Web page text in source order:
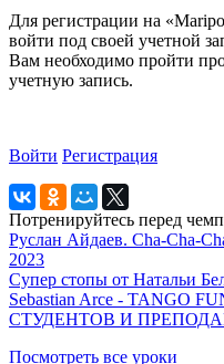
Для регистрации на
войти под своей учетной
Вам необходимо пройти
учетную запись.
Войти Регистрация
Потренируйтесь перед
Руслан Айдаев. Cha-Cha-
2023
Супер стопы от Натальи
Sebastian Arce - TANGO
СТУДЕНТОВ И
Посмотреть все уроки